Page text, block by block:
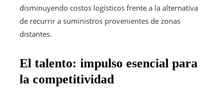
disminuyendo costos logísticos frente a la alternativa
de recurrir a suministros provenientes de zonas
distantes.
El talento: impulso esencial para
la competitividad